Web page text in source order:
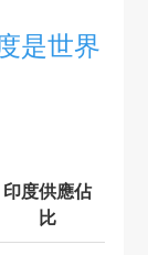
是世界
印度供應佔
比